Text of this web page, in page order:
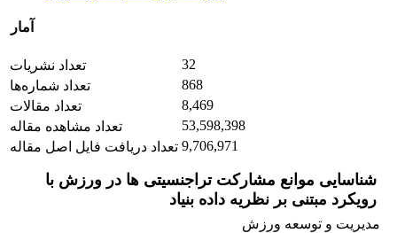
آمار
تعداد نشریات
32
تعداد شماره‌ها
868
تعداد مقالات
8,469
تعداد مشاهده مقاله
53,598,398
تعداد دریافت فایل اصل مقاله 9,706,971
شناسایی موانع مشارکت تراجنسیتی ها در ورزش با
رویکرد مبتنی بر نظریه داده بنیاد
مدیریت و توسعه ورزش